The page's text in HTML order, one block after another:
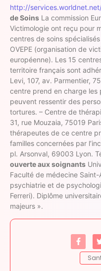
http://
de Soins La commission
Victimologie ont reçu pour
centres de soins
OVEPE (organisation de
européenne). Les 15
territoire français sont
Levi, 107, av. Parmentier,
centre prend en charge les
peuvent ressentir des
tortures. – Centre de
31, rue Mouzaia, 75019
thérapeutes de ce centre
familles concernées par
pl. Arsonval, 69003 Lyon.
ouverte aux soignants
Faculté de médecine
psychiatrie et de
Ferreri). Diplôme
majeurs ».